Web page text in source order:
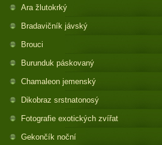
Ara žlutokrký
Bradavičník jávský
Brouci
Burunduk páskovaný
Chamaleon jemenský
Dikobraz srstnatonosý
Fotografie exotických zvířat
Gekončík noční